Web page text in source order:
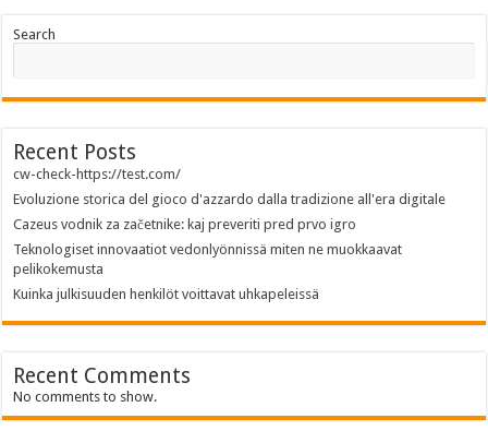
Search
Recent Posts
cw-check-https://test.com/
Evoluzione storica del gioco d'azzardo dalla tradizione all'era digitale
Cazeus vodnik za začetnike: kaj preveriti pred prvo igro
Teknologiset innovaatiot vedonlyönnissä miten ne muokkaavat
pelikokemusta
Kuinka julkisuuden henkilöt voittavat uhkapeleissä
Recent Comments
No comments to show.